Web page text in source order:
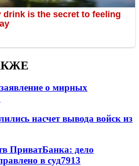
о мирных
насчет вывода войск из
ПриватБанка: дело
в суд7913